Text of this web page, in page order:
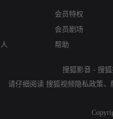
会员特权
会员剧场
帮助
搜狐影音 - 搜
请仔细阅读 搜狐视频隐私政策、